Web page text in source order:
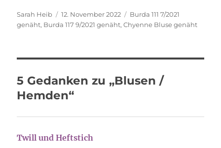
Autor
Sarah Heib
Veröffentlicht
am
12. November 2022 Schlagwörter
Burda 111 7/2021
genäht, Burda 117 9/2021 genäht,Chyenne Bluse genäht
5 Gedanken zu „Blusen /
Hemden“
Twill und Heftstich